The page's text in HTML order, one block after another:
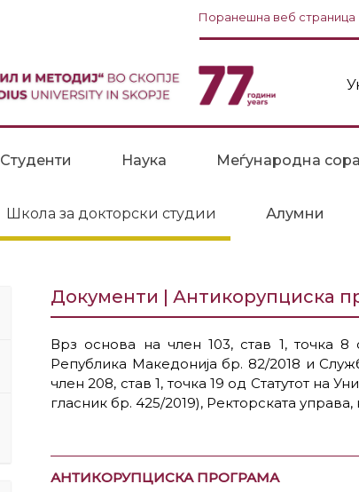
Поранешна веб страница
Студенти Наука Меѓународна
Школа за докторски студии Алумни
Документи | Антикорупциска
Врз основа на член 103, став 1, точка
Република Македонија бр. 82/2018 и
член 208, став 1, точка 19 од Статутот на
гласник бр. 425/2019), Ректорската
АНТИКОРУПЦИСКА ПРОГРАМА